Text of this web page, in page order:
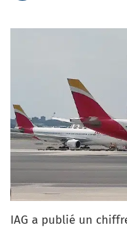
IAG a publié un